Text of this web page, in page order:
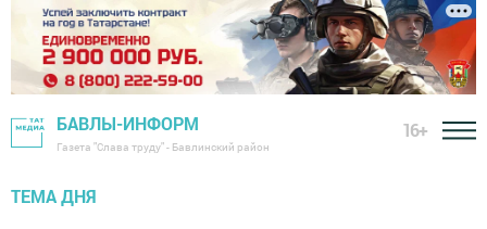
БАВЛЫ-ИНФОРМ
Газета "Слава труду" - Бавлинский район
16+
ТЕМА ДНЯ